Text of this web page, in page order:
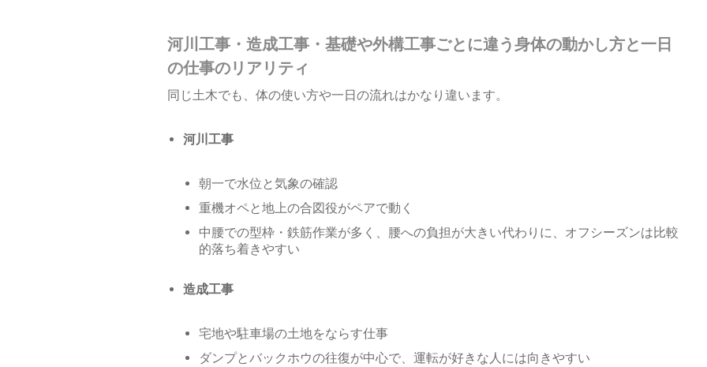
河川工事・造成工事・基礎や外構工事ごとに違う身体の動かし方と一日
の仕事のリアリティ
同じ土木でも、体の使い方や一日の流れはかなり違います。
河川工事
朝一で水位と気象の確認
重機オペと地上の合図役がペアで動く
中腰での型枠・鉄筋作業が多く、腰への負担が大きい代わりに、オフシーズンは比較
的落ち着きやすい
造成工事
宅地や駐車場の土地をならす仕事
ダンプとバックホウの往復が中心で、運転が好きな人には向きやすい